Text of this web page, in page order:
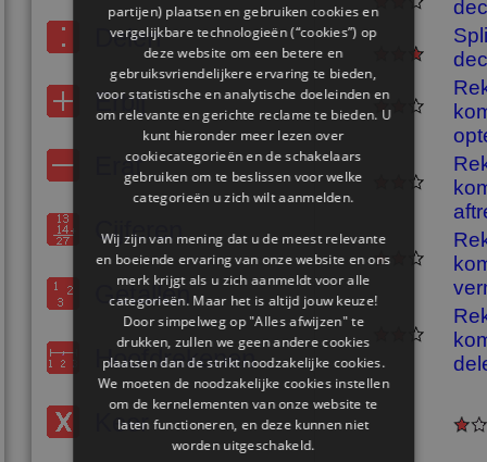
Delen
Erbij
Eraf
Cijferen
Getallen
Hoofdrekenen
Keer
partijen) plaatsen en gebruiken cookies en
vergelijkbare technologieën (“cookies”) op
deze website om een ​​betere en
gebruiksvriendelijkere ervaring te bieden,
voor statistische en analytische doeleinden en
om relevante en gerichte reclame te bieden. U
kunt hieronder meer lezen over
cookiecategorieën en de schakelaars
gebruiken om te beslissen voor welke
categorieën u zich wilt aanmelden.
Wij zijn van mening dat u de meest relevante
en boeiende ervaring van onze website en ons
merk krijgt als u zich aanmeldt voor alle
categorieën. Maar het is altijd jouw keuze!
Door simpelweg op "Alles afwijzen" te
drukken, zullen we geen andere cookies
plaatsen dan de strikt noodzakelijke cookies.
We moeten de noodzakelijke cookies instellen
om de kernelementen van onze website te
laten functioneren, en deze kunnen niet
worden uitgeschakeld.